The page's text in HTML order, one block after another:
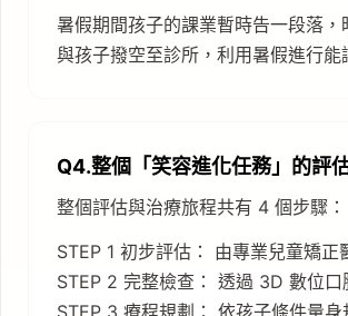
暑假期間孩子的課業暫時告一段落
與孩子撥空至診所，利用暑假進行
Q4.整個「笑容進化任務」的評
整個評估與治療旅程共有 4 個步驟：
STEP 1 初步評估： 由專業兒童矯正
STEP 2 完整檢查： 透過 3D 數位
STEP 3 療程規劃： 依孩子條件量